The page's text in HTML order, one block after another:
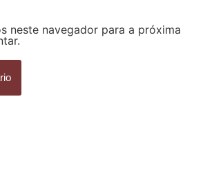
neste navegador para a próxima